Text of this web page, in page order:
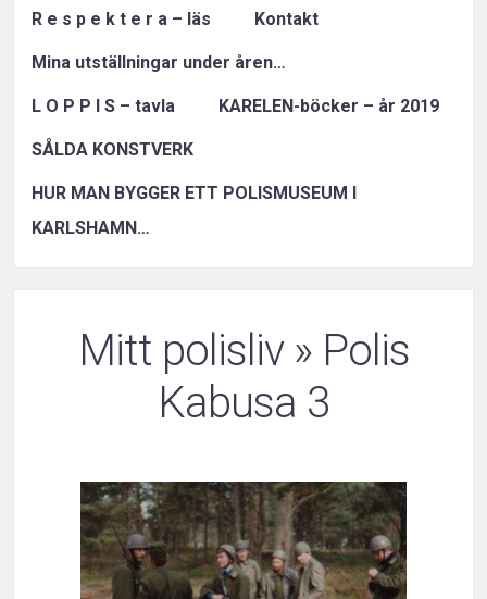
R e s p e k t e r a – läs Kontakt
Mina utställningar under åren…
L O P P I S – tavla KARELEN-böcker – år 2019
SÅLDA KONSTVERK
HUR MAN BYGGER ETT POLISMUSEUM I
KARLSHAMN…
Mitt polisliv» Polis
Kabusa 3